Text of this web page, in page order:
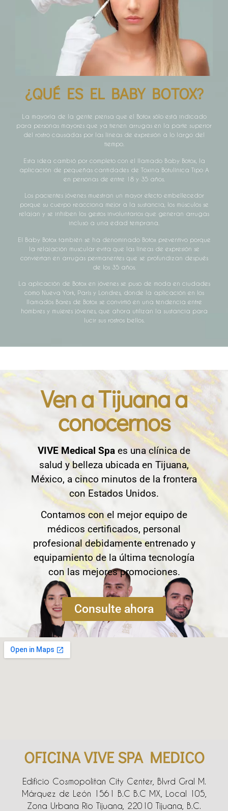
¿QUÉ ES EL BABY BOTOX?
La mayoría de la gente piensa que el Botox sólo está indicado
para personas mayores que ya tienen arrugas en la parte superior
del rostro causadas por las líneas de expresión a lo largo del
tiempo.
Esta idea cambió por completo con el llamado Baby Botox, la
aplicación de pequeñas cantidades de Toxina Botulínica Tipo A
en personas de entre 18 y 35 años.
Los pacientes jóvenes muestran un mayor efecto embellecedor
porque su cuerpo reacciona mejor a la sustancia, los músculos se
relajan y se inhiben los gestos involuntarios que generan arrugas
incluso a una edad temprana.
El Baby Botox también se ha denominado Botox preventivo porque
la relajación muscular evita que las líneas de expresión se
conviertan en arrugas permanentes que se profundizan después
de los 35 años.
La aplicación de Botox en jóvenes se puso de moda en ciudades
como Nueva York, París y Londres, donde la aplicación en los
llamados Bares de Botox se convirtió en una tendencia entre
hombres y mujeres jóvenes, que ahora utilizan la sustancia para
lucir sus rostros bellos.
Ven a Tijuana a
conocernos
VIVE Medical Spa es una clínica de
salud y belleza ubicada en Tijuana,
México, a cinco minutos de la frontera
con Estados Unidos.
Contamos con el mejor equipo de
médicos certificados, personal
profesional debidamente entrenado y
equipamiento de la última tecnología
con las mejores promociones.
Consulte ahora
OFICINA VIVE SPA MEDICO
Edificio Cosmopolitan City Center, Blvrd Gral M.
Márquez de León 1561 B.C B.C MX, Local 105,
Zona Urbana Rio Tijuana, 22010 Tijuana, B.C.